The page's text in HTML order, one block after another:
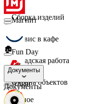
🛠️
Сборка изделий
☕
Сервис в кафе
🏚️
Складская работа
🛡️
Охрана объектов
🔎
Разное
Магнит
Fun Day
Ашан
Документы
Документы